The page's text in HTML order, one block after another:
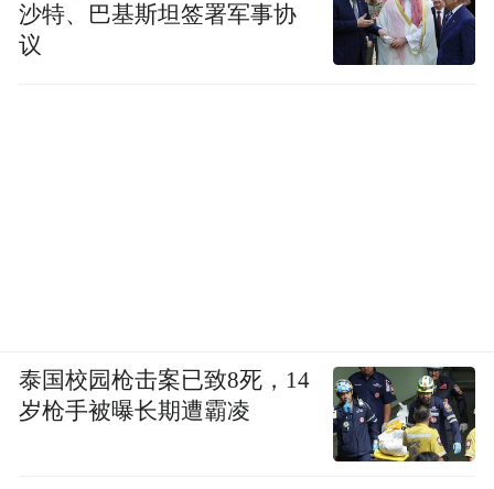
沙特、巴基斯坦签署军事协
议
泰国校园枪击案已致8死，14
岁枪手被曝长期遭霸凌